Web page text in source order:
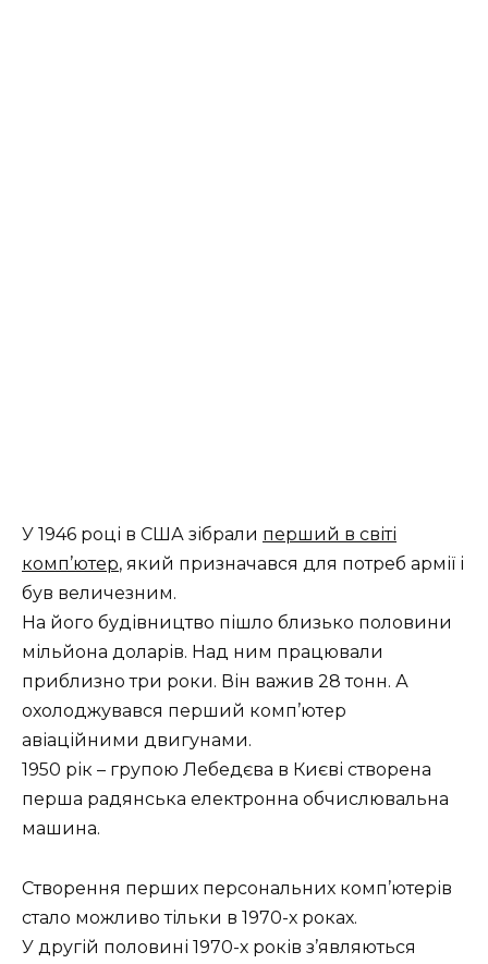
У 1946 році в США зібрали перший в світі
комп’ютер, який призначався для потреб армії і
був величезним.
На його будівництво пішло близько половини
мільйона доларів. Над ним працювали
приблизно три роки. Він важив 28 тонн. А
охолоджувався перший комп’ютер
авіаційними двигунами.
1950 рік – групою Лебедєва в Києві створена
перша радянська електронна обчислювальна
машина.
Створення перших персональних комп’ютерів
стало можливо тільки в 1970-х роках.
У другій половині 1970-х років з’являються